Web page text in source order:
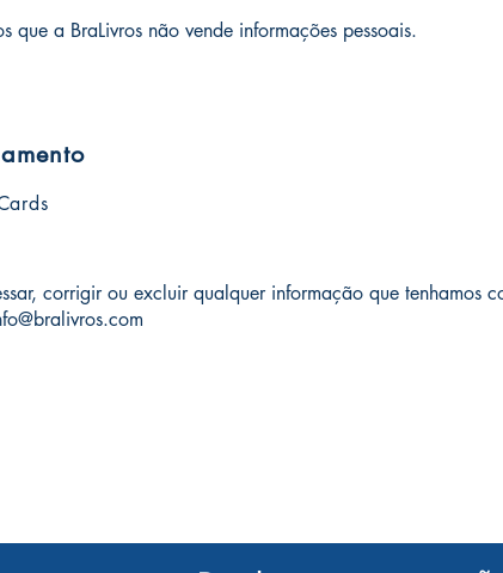
que a BraLivros não vende informações pessoais.
corrigir ou excluir qualquer informação que tenhamos